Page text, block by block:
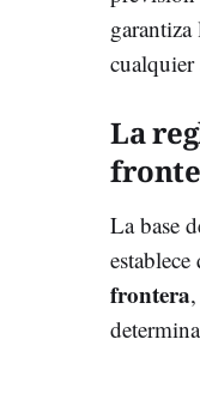
cualquier
La
La base
frontera